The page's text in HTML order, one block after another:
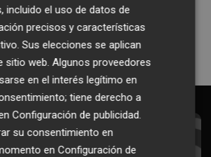
Quiero suscribirme
al Boletín
incluido el uso de datos de
precisos y características
Sus elecciones se aplican
sitio web. Algunos proveedores
en el interés legítimo en
tiene derecho a
Configuración de publicidad.
su consentimiento en
enConfiguración de